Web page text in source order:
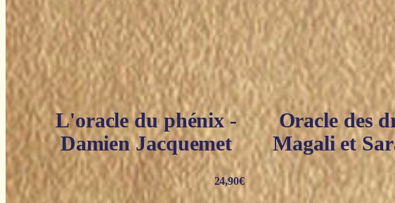
L'oracle du phénix -
Damien Jacquemet
24,90€
Oracle des
Magali et